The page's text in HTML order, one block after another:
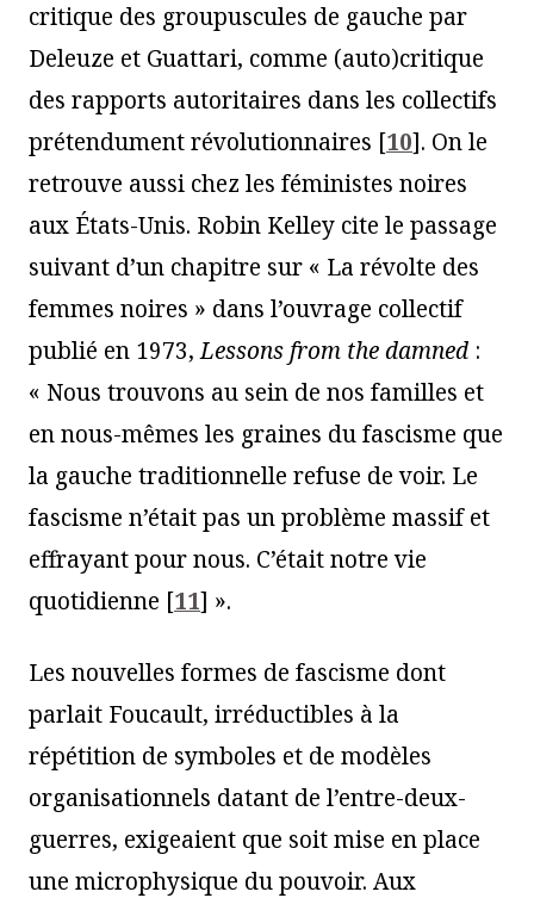
critique des groupuscules de gauche par
Deleuze et Guattari, comme (auto)critique
des rapports autoritaires dans les collectifs
prétendument révolutionnaires [10]. On le
retrouve aussi chez les féministes noires
aux États-Unis. Robin Kelley cite le passage
suivant d’un chapitre sur « La révolte des
femmes noires » dans l’ouvrage collectif
publié en 1973,Lessons from the damned :
« Nous trouvons au sein de nos familles et
en nous-mêmes les graines du fascisme que
la gauche traditionnelle refuse de voir. Le
fascisme n’était pas un problème massif et
effrayant pour nous. C’était notre vie
quotidienne [11] ».
Les nouvelles formes de fascisme dont
parlait Foucault, irréductibles à la
répétition de symboles et de modèles
organisationnels datant de l’entre-deux-
guerres, exigeaient que soit mise en place
une microphysique du pouvoir. Aux